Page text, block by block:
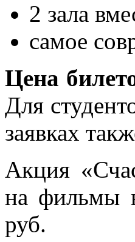
2 зала
самое
Цена
Для
заявках
Акция
на фильмы
руб.